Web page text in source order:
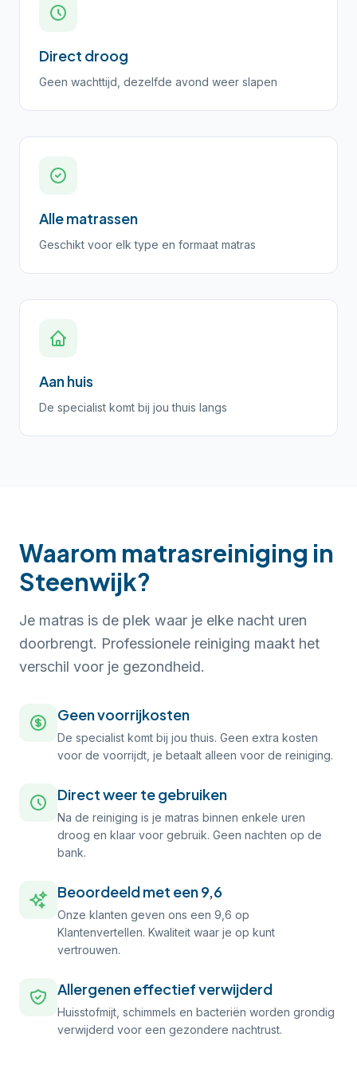
Direct droog
Geen wachttijd, dezelfde avond weer slapen
Alle matrassen
Geschikt voor elk type en formaat matras
Aan huis
De specialist komt bij jou thuis langs
Waarom matrasreiniging in
Steenwijk?
Je matras is de plek waar je elke nacht uren
doorbrengt. Professionele reiniging maakt het
verschil voor je gezondheid.
Geen voorrijkosten
De specialist komt bij jou thuis. Geen extra kosten
voor de voorrijdt, je betaalt alleen voor de reiniging.
Direct weer te gebruiken
Na de reiniging is je matras binnen enkele uren
droog en klaar voor gebruik. Geen nachten op de
bank.
Beoordeeld met een 9,6
Onze klanten geven ons een 9,6 op
Klantenvertellen. Kwaliteit waar je op kunt
vertrouwen.
Allergenen effectief verwijderd
Huisstofmijt, schimmels en bacteriën worden grondig
verwijderd voor een gezondere nachtrust.